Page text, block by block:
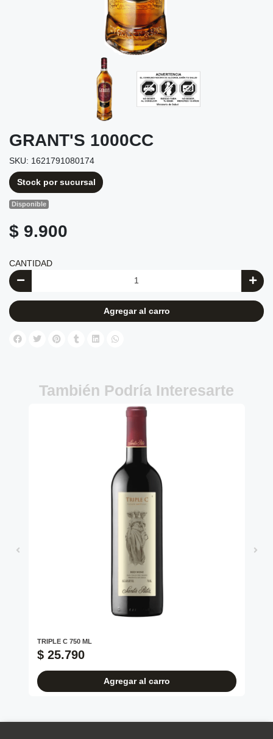
GRANT'S 1000CC
SKU: 1621791080174
Stock por sucursal
Disponible
$ 9.900
CANTIDAD
Agregar al carro
También Podría Interesarte
TRIPLE C 750 ML
$ 25.790
Agregar al carro